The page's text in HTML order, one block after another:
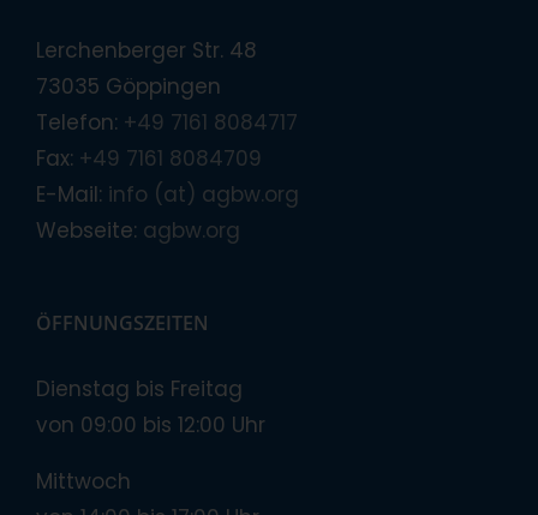
Lerchenberger Str. 48
73035 Göppingen
Telefon: +49 7161 8084717
Fax: +49 7161 8084709
E-Mail: info (at) agbw.org
Webseite: agbw.org
ÖFFNUNGSZEITEN
Dienstag bis Freitag
von 09:00 bis 12:00 Uhr
Mittwoch